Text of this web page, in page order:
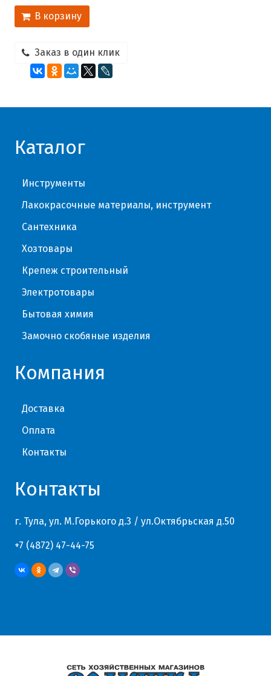
В корзину
Заказ в один клик
Каталог
Инструменты
Лакокрасочные материалы, инструмент
Сантехника
Хозтовары
Крепеж строительный
Электротовары
Бытовая химия
Замочно скобяные изделия
Компания
Доставка
Оплата
Контакты
Контакты
г. Тула, ул. М.Горького д.3 / ул.Октябрьская д.50
+7 (4872) 47-44-75